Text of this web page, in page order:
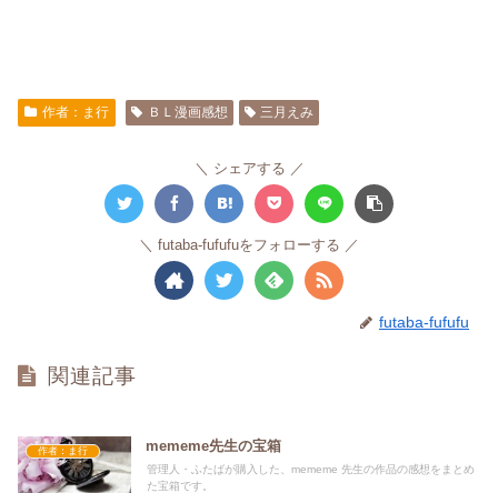
作者：ま行 ＢＬ漫画感想 三月えみ
シェアする
futaba-fufufuをフォローする
futaba-fufufu
関連記事
作者：ま行 mememe先生の宝箱
管理人・ふたばが購入した、mememe 先生の作品の感想をまとめ
た宝箱です。